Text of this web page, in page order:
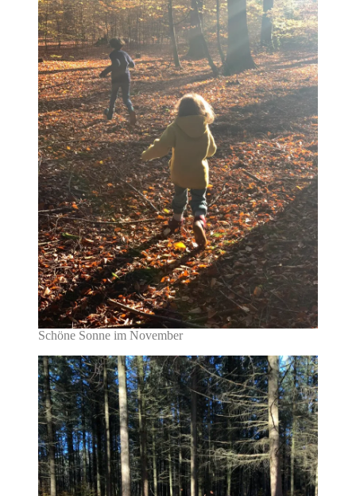
Schöne Sonne im November